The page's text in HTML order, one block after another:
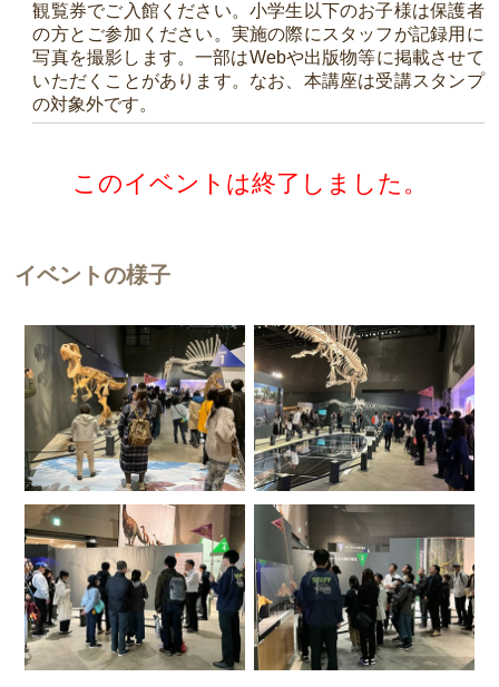
観覧券でご入館ください。小学生以下のお子様は保護者
の方とご参加ください。実施の際にスタッフが記録用に
写真を撮影します。一部はWebや出版物等に掲載させて
いただくことがあります。なお、本講座は受講スタンプ
の対象外です。
このイベントは終了しました。
イベントの様子